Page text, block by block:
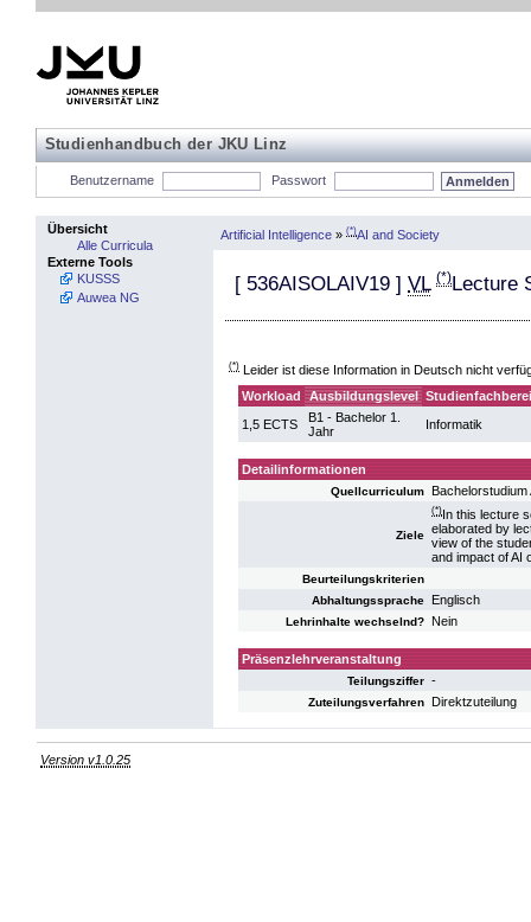
Studienhandbuch der JKU Linz
Benutzername Passwort
Übersicht
Alle Curricula
Externe Tools
KUSSS
Auwea NG
Artificial Intelligence » (*)AI and Society
[ 536AISOLAIV19 ] VL (*)Lecture
(*) Leider ist diese Information in Deutsch nicht
Workload
Ausbildungslevel
1,5 ECTS
B1 - Bachelor 1.
Jahr
Informatik
Detailinformationen
Quellcurriculum Bachelorstudium
Ziele
(*)In this lecture
elaborated by
view of the
and impact of AI
Beurteilungskriterien
Abhaltungssprache
Englisch
Lehrinhalte wechselnd? Nein
Präsenzlehrveranstaltung
Teilungsziffer -
Zuteilungsverfahren Direktzuteilung
Version v1.0.25